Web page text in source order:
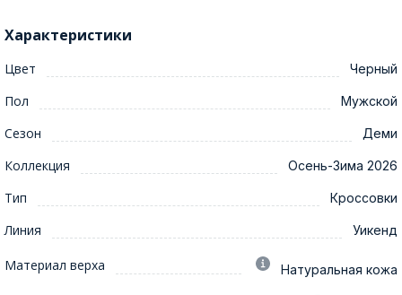
Характеристики
Цвет Черный
Пол Мужской
Сезон Деми
Коллекция Осень-Зима 2026
Тип Кроссовки
Линия Уикенд
Материал верха Натуральная кожа